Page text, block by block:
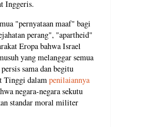
Inggeris.
"pernyataan maaf" bagi
perang", "apartheid"
Eropa bahwa Israel
yang melanggar semua
sama dan begitu
Tinggi dalampenilaiannya
negara-negara sekutu
standar moral militer